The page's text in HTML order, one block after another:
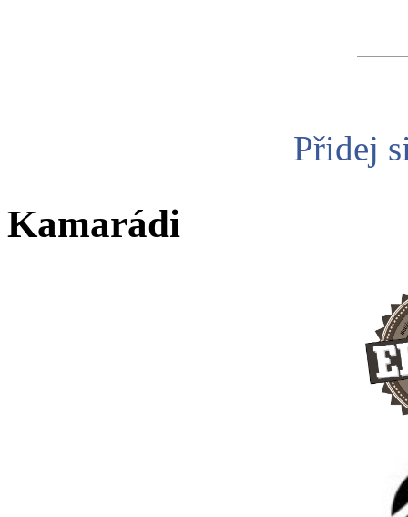
Přidej
Kamarádi